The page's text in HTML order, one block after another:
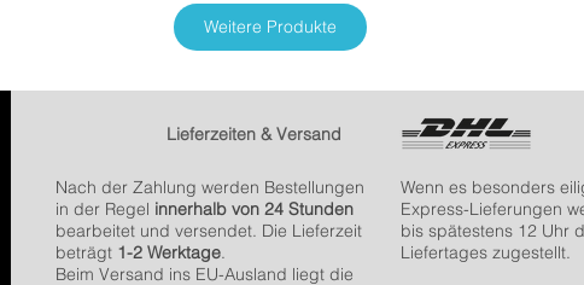
Weitere Produkte
Lieferzeiten & Versand
Nach der Zahlung werden Bestellungen
in der Regel innerhalb von 24 Stunden
bearbeitet und versendet. Die Lieferzeit
beträgt 1-2 Werktage.
Beim Versand ins EU-Ausland liegt die
Wenn es besonders
Express-Lieferungen
bis spätestens 12 Uhr
Liefertages zugestellt.